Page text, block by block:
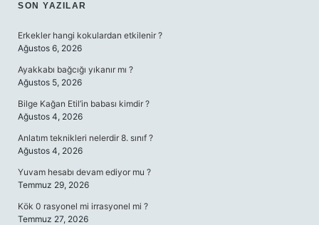
SIDEBAR
SON YAZILAR
Erkekler hangi kokulardan etkilenir ?
Ağustos 6, 2026
Ayakkabı bağcığı yıkanır mı ?
Ağustos 5, 2026
Bilge Kağan Etil’in babası kimdir ?
Ağustos 4, 2026
Anlatım teknikleri nelerdir 8. sınıf ?
Ağustos 4, 2026
Yuvam hesabı devam ediyor mu ?
Temmuz 29, 2026
Kök 0 rasyonel mi irrasyonel mi ?
Temmuz 27, 2026